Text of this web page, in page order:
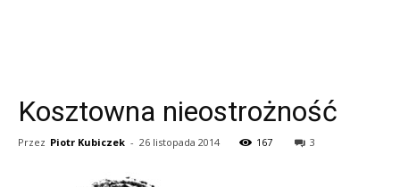
Kosztowna nieostrożność
Przez Piotr Kubiczek - 26 listopada 2014 167 3